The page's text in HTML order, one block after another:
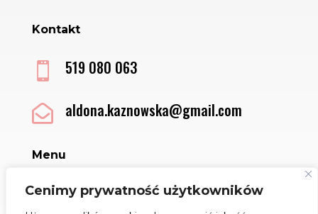
Cenimy prywatność użytkowników
Kontakt
 519 080 063
 aldona.kaznowska@gmail.com
Menu
Sklep